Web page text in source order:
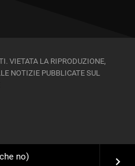
no)
keyboard_arrow_right
VIETATA LA RIPRODUZIONE,
NOTIZIE PUBBLICATE SUL